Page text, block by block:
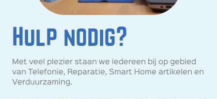
Hulp nodig?
Met veel plezier staan we iedereen bij op gebied
van Telefonie, Reparatie, Smart Home artikelen en
Verduurzaming.